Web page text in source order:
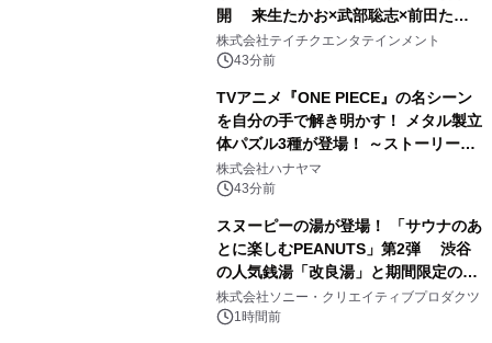
開 来生たかお×武部聡志×前田たか
ひろの豪華タッグ
株式会社テイチクエンタテインメント
43分前
TVアニメ『ONE PIECE』の名シーン
を自分の手で解き明かす！ メタル製立
体パズル3種が登場！ ～ストーリーと
ギミックが融合した 大人の体験型パズ
ルが8月7日(金)12時より先行予約受付
株式会社ハナヤマ
43分前
スヌーピーの湯が登場！ 「サウナのあ
とに楽しむPEANUTS」第2弾 渋谷
の人気銭湯「改良湯」と期間限定のコ
ラボレーション サウナイキタイコラ
ボグッズも発売決定！
株式会社ソニー・クリエイティブプロダクツ
1時間前